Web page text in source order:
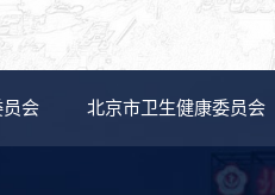
员会 北京市卫生健康委员会